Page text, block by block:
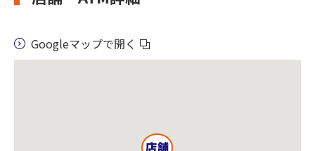
Googleマップで開く